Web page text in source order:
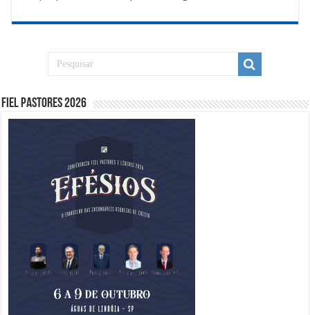
Fiel Pastores 2026